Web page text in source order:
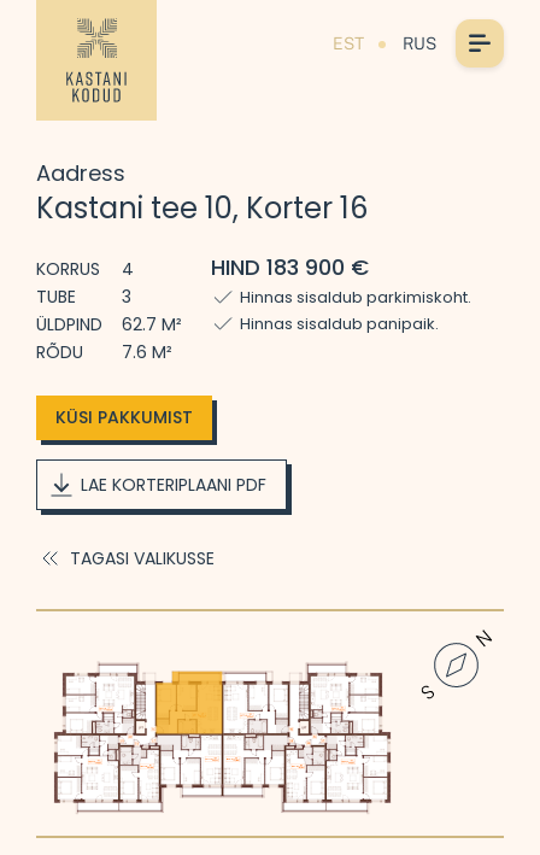
EST RUS
Aadress
Kastani tee 10, Korter 16
KORRUS
4
TUBE
3
ÜLDPIND
62.7 M²
RÕDU
7.6 M²
HIND 183 900 €
Hinnas sisaldub parkimiskoht.
Hinnas sisaldub panipaik.
KÜSI PAKKUMIST
LAE KORTERIPLAANI PDF
TAGASI VALIKUSSE